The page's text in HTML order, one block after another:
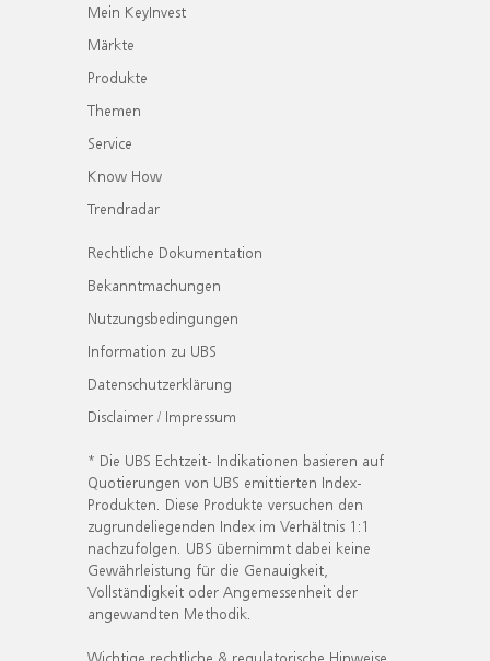
Mein KeyInvest
Märkte
Produkte
Themen
Service
Know How
Trendradar
Rechtliche Dokumentation
Bekanntmachungen
Nutzungsbedingungen
Information zu UBS
Datenschutzerklärung
Disclaimer / Impressum
* Die UBS Echtzeit- Indikationen basieren auf
Quotierungen von UBS emittierten Index-
Produkten. Diese Produkte versuchen den
zugrundeliegenden Index im Verhältnis 1:1
nachzufolgen. UBS übernimmt dabei keine
Gewährleistung für die Genauigkeit,
Vollständigkeit oder Angemessenheit der
angewandten Methodik.